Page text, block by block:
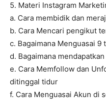
5. Materi Instagram
a. Cara membidik dan
b. Cara Mencari pengikut
c. Bagaimana Menguasai 9
d. Bagaimana
e. Cara Memfollow dan
ditinggal tidur
f. Cara Menguasai Akun di